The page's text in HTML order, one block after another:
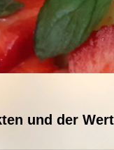
und der